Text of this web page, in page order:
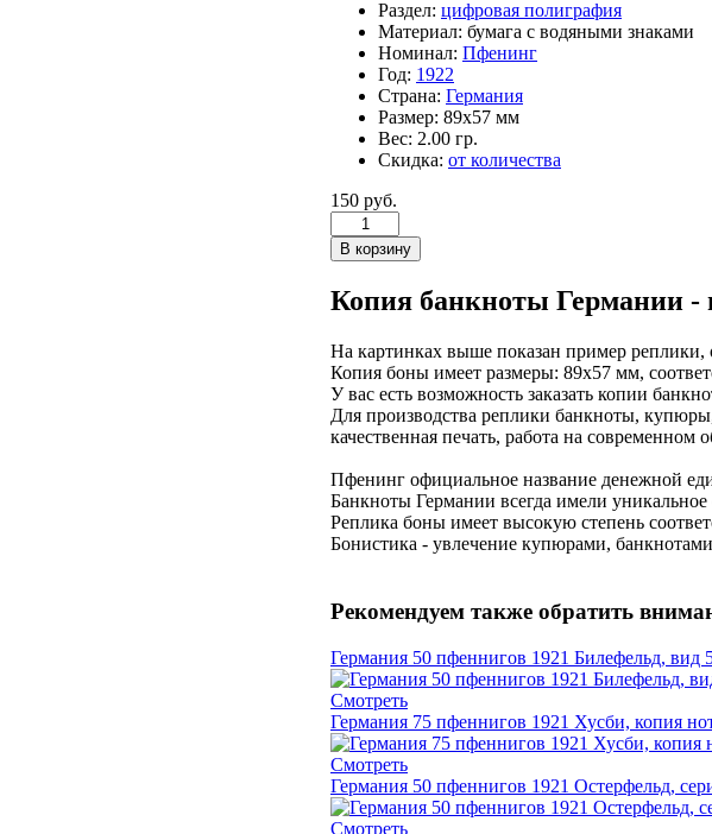
Раздел: цифровая полиграфия
Материал: бумага с водяными знаками
Номинал: Пфенинг
Год: 1922
Страна: Германия
Размер: 89х57 мм
Вес: 2.00 гр.
Скидка: от количества
150 руб.
Копия банкноты Германии -
На картинках выше показан пример реплики,
Копия боны имеет размеры: 89х57 мм,
У вас есть возможность заказать копии
Для производства реплики банкноты,
качественная печать, работа на современном
Пфенинг официальное название денежной
Банкноты Германии всегда имели
Реплика боны имеет высокую степень
Бонистика - увлечение купюрами,
Рекомендуем также обратить
Германия 50 пфеннигов 1921 Билефельд, вид
Смотреть
Германия 75 пфеннигов 1921 Хусби, копия
Смотреть
Германия 50 пфеннигов 1921 Остерфельд,
Смотреть